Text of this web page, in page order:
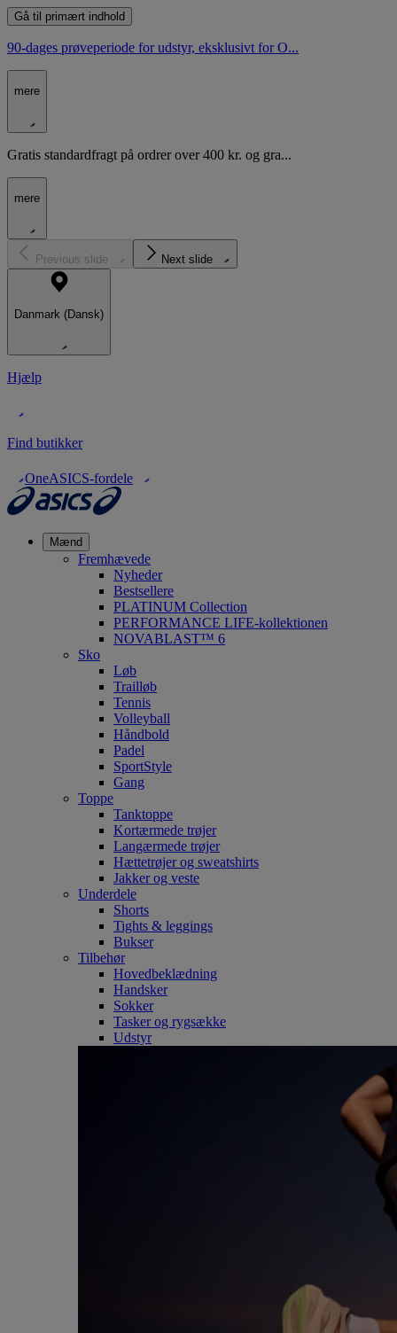
Gå til primært indhold
90-dages prøveperiode for udstyr, eksklusivt for O...
mere
Gratis standardfragt på ordrer over 400 kr. og gra...
mere
Previous slide Next slide
Danmark (Dansk)
Hjælp
Find butikker
OneASICS-fordele
Mænd
Fremhævede
Nyheder
Bestsellere
PLATINUM Collection
PERFORMANCE LIFE-kollektionen
NOVABLAST™ 6
Sko
Løb
Trailløb
Tennis
Volleyball
Håndbold
Padel
SportStyle
Gang
Toppe
Tanktoppe
Kortærmede trøjer
Langærmede trøjer
Hættetrøjer og sweatshirts
Jakker og veste
Underdele
Shorts
Tights & leggings
Bukser
Tilbehør
Hovedbeklædning
Handsker
Sokker
Tasker og rygsække
Udstyr